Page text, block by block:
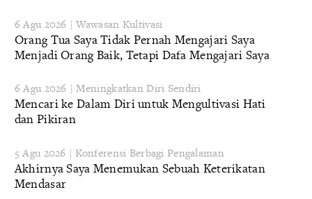
6 Agu 2026 | Wawasan Kultivasi
Orang Tua Saya Tidak Pernah Mengajari Saya
Menjadi Orang Baik, Tetapi Dafa Mengajari Saya
6 Agu 2026 | Meningkatkan Diri Sendiri
Mencari ke Dalam Diri untuk Mengultivasi Hati
dan Pikiran
5 Agu 2026 | Konferensi Berbagi Pengalaman
Akhirnya Saya Menemukan Sebuah Keterikatan
Mendasar